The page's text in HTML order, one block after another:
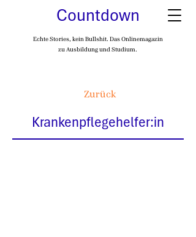
Echte Stories, kein Bullshit. Das Onlinemagazin
zu Ausbildung und Studium.
Countdown
Zurück
Krankenpflegehelfer:in